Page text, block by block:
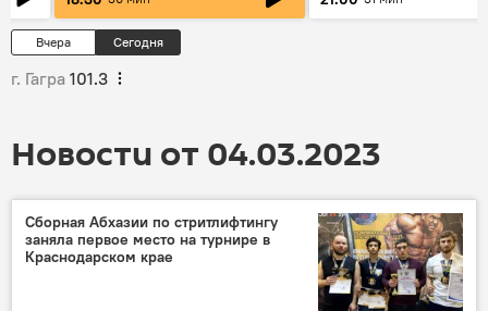
Вчера Сегодня
г. Гагра 101.3
Новости от 04.03.2023
Сборная Абхазии по стритлифтингу
заняла первое место на турнире в
Краснодарском крае